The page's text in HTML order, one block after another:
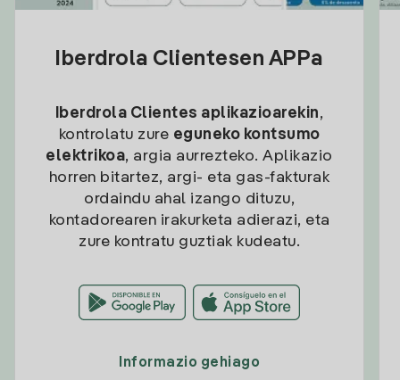
Iberdrola Clientesen APPa
Iberdrola Clientes aplikazioarekin,
kontrolatu zure eguneko kontsumo
elektrikoa, argia aurrezteko. Aplikazio
horren bitartez, argi- eta gas-fakturak
ordaindu ahal izango dituzu,
kontadorearen irakurketa adierazi, eta
zure kontratu guztiak kudeatu.
Informazio gehiago